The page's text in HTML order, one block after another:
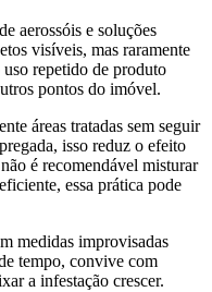
aerossóis e soluções
visíveis, mas raramente
repetido de produto
pontos do imóvel.
áreas tratadas sem seguir
isso reduz o efeito
é recomendável misturar
essa prática pode
medidas improvisadas
tempo, convive com
a infestação crescer.